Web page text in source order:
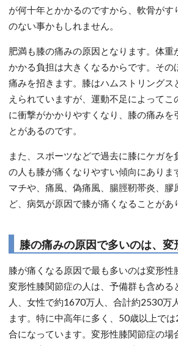
が何十年とかかるのですから、軟骨がす
のない事かもしれません。
肥満も膝の痛みの原因となります。体重
かかる負担は大きくなるからです。その
痛みを招きます。膝はハムストリングス
えられていますが、運動不足によってこ
に衝撃がかかりやすくなり、膝の痛みを
とがあるのです。
また、スポーツなどで過去に膝にケガを
の人も膝が痛くなりやすい傾向にありま
マチや、痛風、偽痛風、腸脛靭帯炎、膠
ど、病気が原因で膝が痛くなることがあ
膝の痛みの原因で多いのは、変
膝が痛くなる原因で最も多いのは変形性
変形性膝関節症の人は、予備群も含め
人、女性で約1670万人、合計約2530万
ます。特に中高年に多く、50歳以上で
合になっています。変形性膝関節症の場